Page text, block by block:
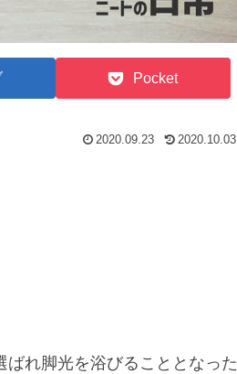
Pocket
2020.09.23 2020.10.03
れ脚光を浴びることとなった